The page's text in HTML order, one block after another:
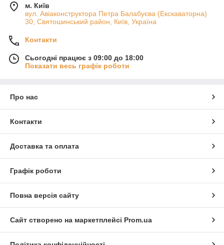
м. Київ
вул. Авіаконструктора Петра Балабуєва (Екскаваторна)
30, Святошинський район, Київ, Україна
Контакти
Сьогодні працює з 09:00 до 18:00
Показати весь графік роботи
Про нас
Контакти
Доставка та оплата
Графік роботи
Повна версія сайту
Сайт створено на маркетплейсі Prom.ua